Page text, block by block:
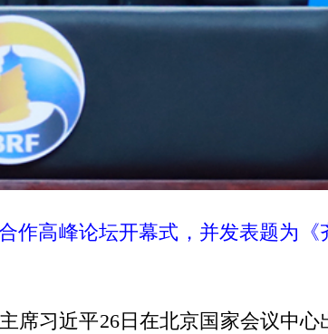
高峰论坛开幕式，并发表题为《
习近平26日在北京国家会议中心